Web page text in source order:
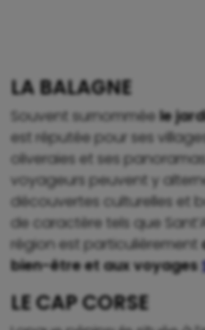
LA BALAGNE
Souvent surnommée le
est réputée pour ses
oliveraies et ses
voyageurs peuvent y
découvertes culturelles et
de caractère tels que
région est particulièrement
bien-être et aux voyages
LE CAP CORSE